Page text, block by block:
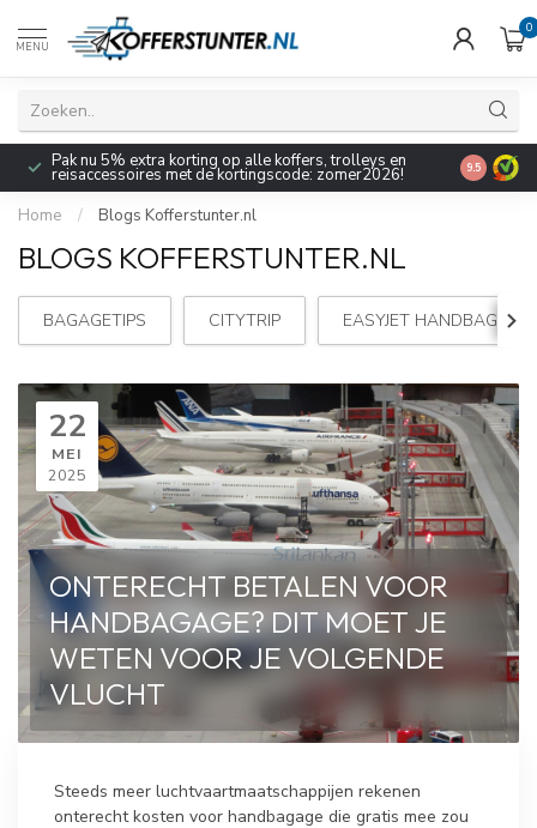
MENU
0
Pak nu 5% extra korting op alle koffers, trolleys en
reisaccessoires met de kortingscode: zomer2026! 9.5
Home / Blogs Kofferstunter.nl
BLOGS KOFFERSTUNTER.NL
BAGAGETIPS CITYTRIP EASYJET HANDBAGAGE
22
MEI
2025
ONTERECHT BETALEN VOOR
HANDBAGAGE? DIT MOET JE
WETEN VOOR JE VOLGENDE
VLUCHT
Steeds meer luchtvaartmaatschappijen rekenen
onterecht kosten voor handbagage die gratis mee zou